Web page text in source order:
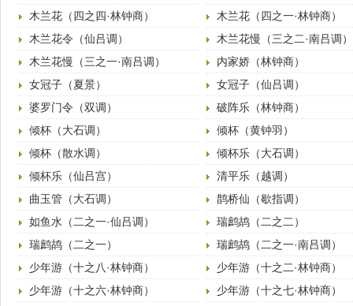
木兰花（四之四·林钟商）
木兰花（四之一·林钟商）
木兰花令（仙吕调）
木兰花慢（三之二·南吕调）
木兰花慢（三之一·南吕调）
内家娇（林钟商）
女冠子（夏景）
女冠子（仙吕调）
婆罗门令（双调）
破阵乐（林钟商）
倾杯（大石调）
倾杯（黄钟羽）
倾杯（散水调）
倾杯乐（大石调）
倾杯乐（仙吕宫）
清平乐（越调）
曲玉管（大石调）
鹊桥仙（歇指调）
如鱼水（二之一·仙吕调）
瑞鹧鸪（二之二）
瑞鹧鸪（二之一）
瑞鹧鸪（二之一·南吕调）
少年游（十之八·林钟商）
少年游（十之二·林钟商）
少年游（十之六·林钟商）
少年游（十之七·林钟商）